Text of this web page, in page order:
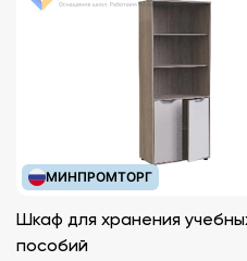
МИНПРОМТОРГ
Шкаф для хранения
пособий